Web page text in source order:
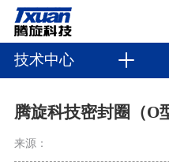
技术中心
腾旋科技密封圈（O
来源：